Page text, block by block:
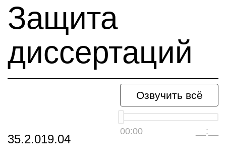
Защита
диссертаций
Озвучить всё
00:00 __:__
35.2.019.04